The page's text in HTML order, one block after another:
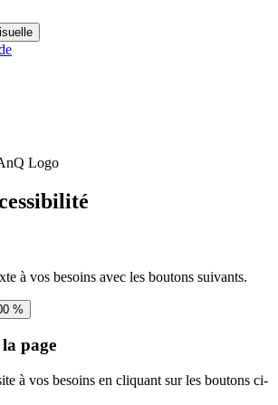
à vos besoins avec les boutons suivants.
%
page
à vos besoins en cliquant sur les boutons ci-